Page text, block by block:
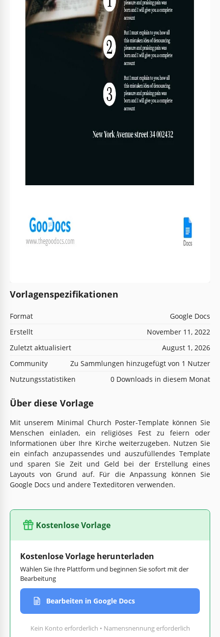
Vorlagenspezifikationen
Format
Google Docs
Erstellt
November 11, 2022
Zuletzt aktualisiert
August 1, 2026
Community
Zu Sammlungen hinzugefügt von 1 Nutzer
Nutzungsstatistiken
0 Downloads in diesem Monat
Über diese Vorlage
Mit unserem Minimal Church Poster-Template können Sie
Menschen einladen, ein religiöses Fest zu feiern oder
Informationen über Ihre Kirche weiterzugeben. Nutzen Sie
ein einfach anzupassendes und auszufüllendes Template
und sparen Sie Zeit und Geld bei der Erstellung eines
Layouts von Grund auf. Für die Anpassung können Sie
Google Docs und andere Texteditoren verwenden.
Kostenlose Vorlage
Kostenlose Vorlage herunterladen
Wählen Sie Ihre Plattform und beginnen Sie sofort mit der
Bearbeitung
Bearbeiten in Google Docs
Kein Konto erforderlich • Namensnennung erforderlich